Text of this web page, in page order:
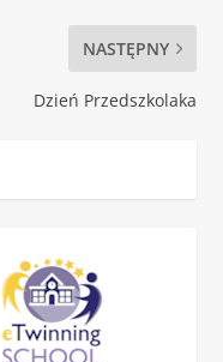
NASTĘPNY
Dzień Przedszkolaka